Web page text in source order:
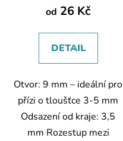
od 26 Kč
DETAIL
Otvor: 9 mm – ideální pro
přízi o tloušťce 3-5 mm
Odsazení od kraje: 3,5
mm Rozestup mezi